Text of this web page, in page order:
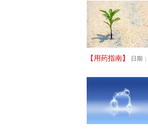
【 用药指南】 日期：